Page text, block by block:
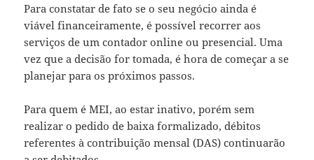
Para constatar de fato se o seu negócio ainda é
viável financeiramente, é possível recorrer aos
serviços de um contador online ou presencial. Uma
vez que a decisão for tomada, é hora de começar a se
planejar para os próximos passos.
Para quem é MEI, ao estar inativo, porém sem
realizar o pedido de baixa formalizado, débitos
referentes à contribuição mensal (DAS) continuarão